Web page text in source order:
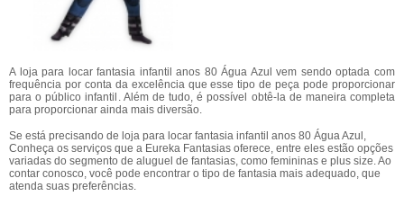
A loja para locar fantasia infantil anos 80 Água Azul vem sendo optada com
frequência por conta da excelência que esse tipo de peça pode proporcionar
para o público infantil. Além de tudo, é possível obtê-la de maneira completa
para proporcionar ainda mais diversão.
Se está precisando de loja para locar fantasia infantil anos 80 Água Azul,
Conheça os serviços que a Eureka Fantasias oferece, entre eles estão opções
variadas do segmento de aluguel de fantasias, como femininas e plus size. Ao
contar conosco, você pode encontrar o tipo de fantasia mais adequado, que
atenda suas preferências.